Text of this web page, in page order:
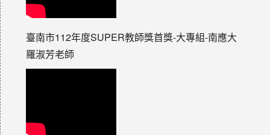
臺南市112年度SUPER教師獎首獎-大專組-南應大
羅淑芳老師